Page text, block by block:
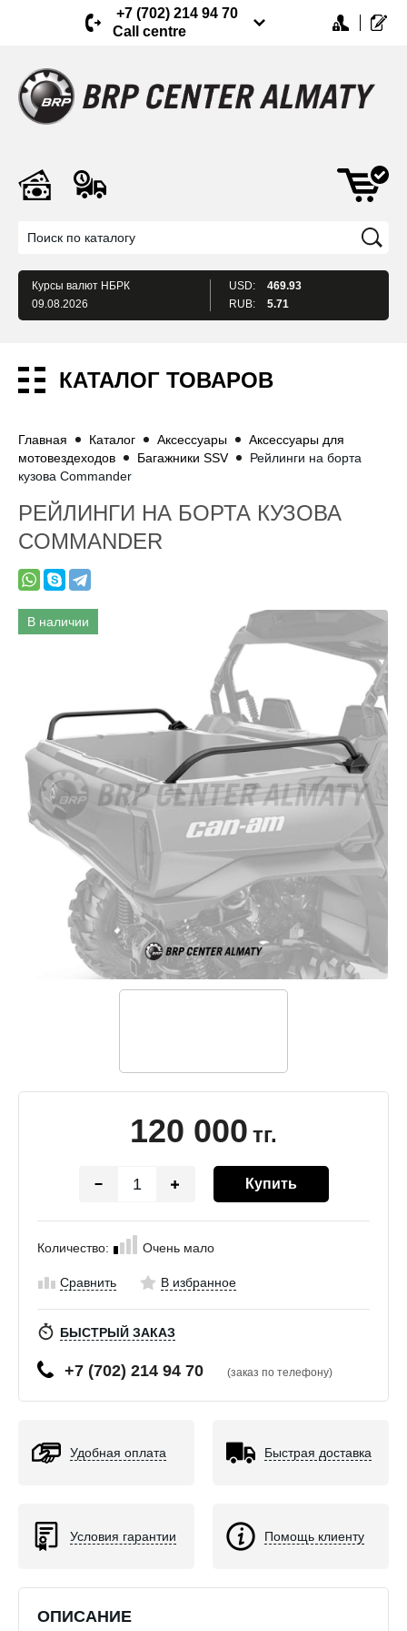
+7 (702) 214 94 70
Call centre
Курсы валют НБРК
09.08.2026
USD:
469.93
RUB:
5.71
КАТАЛОГ ТОВАРОВ
Главная Каталог Аксессуары
Аксессуары для
мотовездеходов
Багажники SSV
Рейлинги на борта
кузова Commander
РЕЙЛИНГИ НА БОРТА КУЗОВА
COMMANDER
В наличии
120 000 тг.
Купить
Количество: Очень мало
Сравнить В избранное
БЫСТРЫЙ ЗАКАЗ
+7 (702) 214 94 70 (заказ по телефону)
Удобная оплата Быстрая доставка
Условия гарантии Помощь клиенту
ОПИСАНИЕ